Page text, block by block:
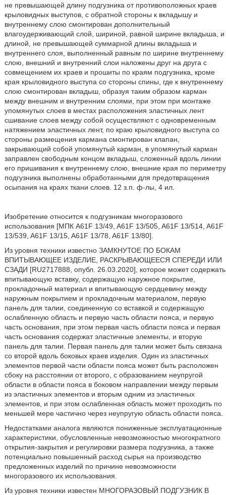
не превышающей длину подгузника от противоположных краев
крыловидных выступов, с обратной стороны к вкладышу и
внутреннему слою смонтирован дополнительный
влагоудерживающий слой, шириной, равной ширине вкладыша, и
длиной, не превышающей суммарной длины вкладыша и
внутреннего слоя, выполненный равным по ширине внутреннему
слою, внешний и внутренний слои наложены друг на друга с
совмещением их краев и прошиты по краям подгузника, кроме
края крыловидного выступа со стороны спины, где к внутреннему
слою смонтирован вкладыш, образуя таким образом карман
между внешним и внутренним слоями, при этом при монтаже
упомянутых слоев в местах расположения эластичных лент
сшивание слоев между собой осуществляют с одновременным
натяжением эластичных лент, по краю крыловидного выступа со
стороны размещения кармана смонтирован клапан,
закрывающий собой упомянутый карман, в упомянутый карман
заправлен свободным концом вкладыш, сложенный вдоль линии
его пришивания к внутреннему слою, внешние края по периметру
подгузника выполнены обработанными для предотвращения
осыпания на краях ткани слоев. 12 з.п. ф-лы, 4 ил.
Изобретение относится к подгузникам многоразового
использования [МПК A61F 13/49, A61F 13/505, A61F 13/514, A61F
13/539, A61F 13/15, A61F 13/78, A61F 13/80].
Из уровня техники известно ЗАМКНУТОЕ ПО БОКАМ
ВПИТЫВАЮЩЕЕ ИЗДЕЛИЕ, РАСКРЫВАЮЩЕЕСЯ СПЕРЕДИ ИЛИ
СЗАДИ [RU2717888, опубл. 26.03.2020], которое может содержать
впитывающую вставку, содержащую наружное покрытие,
прокладочный материал и впитывающую сердцевину между
наружным покрытием и прокладочным материалом, первую
панель для талии, соединенную со вставкой и содержащую
ослабленную область и первую часть области пояса, и первую
часть основания, при этом первая часть области пояса и первая
часть основания содержат эластичные элементы, и вторую
панель для талии. Первая панель для талии может быть связана
со второй вдоль боковых краев изделия. Один из эластичных
элементов первой части области пояса может быть расположен
сбоку на расстоянии от второго, с образованием неупругой
области в области пояса в боковом направлении между первым
из эластичных элементов и вторым одним из эластичных
элементов, и при этом ослабленная область может проходить по
меньшей мере частично через неупругую область области пояса.
Недостатками аналога являются пониженные эксплуатационные
характеристики, обусловленные невозможностью многократного
открытия-закрытия и регулировки размера подгузника, а также
потенциально повышенный расход сырья на производство
предложенных изделий по причине невозможности
многоразового их использования.
Из уровня техники известен МНОГОРАЗОВЫЙ ПОДГУЗНИК В